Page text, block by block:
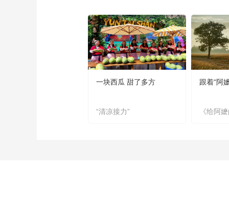
一块西瓜 甜了多方
“清凉接力”
跟着“阿
《给阿